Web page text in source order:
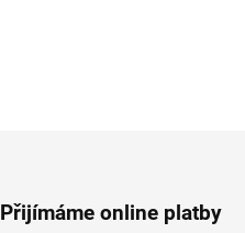
Přijímáme online platby